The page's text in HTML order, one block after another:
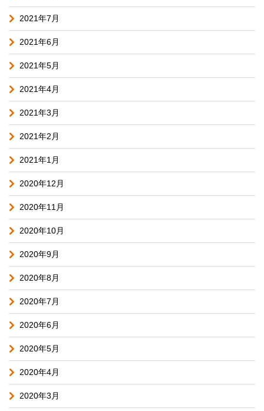
2021年7月
2021年6月
2021年5月
2021年4月
2021年3月
2021年2月
2021年1月
2020年12月
2020年11月
2020年10月
2020年9月
2020年8月
2020年7月
2020年6月
2020年5月
2020年4月
2020年3月